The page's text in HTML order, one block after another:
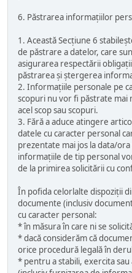
6. Păstrarea informațiilor
1. Această Secțiune 6
de păstrare a datelor, care
asigurarea respectării
păstrarea și ștergerea
2. Informațiile personale pe
scopuri nu vor fi păstrate mai
acel scop sau scopuri.
3. Fără a aduce atingere
datele cu caracter personal
prezentate mai jos la data/
informațiile de tip personal
de la primirea solicitării cu
În pofida celorlalte dispoziții
documente (inclusiv
cu caracter personal:
* în măsura în care ni se
* dacă considerăm că
orice procedură legală în
* pentru a stabili, exercita